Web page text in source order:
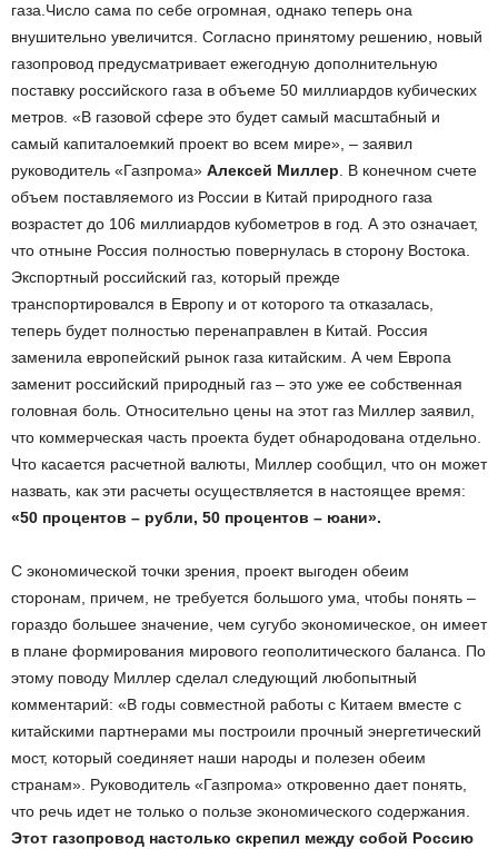
газа.Число сама по себе огромная, однако теперь она
внушительно увеличится. Согласно принятому решению, новый
газопровод предусматривает ежегодную дополнительную
поставку российского газа в объеме 50 миллиардов кубических
метров. «В газовой сфере это будет самый масштабный и
самый капиталоемкий проект во всем мире», – заявил
руководитель «Газпрома» Алексей Миллер. В конечном счете
объем поставляемого из России в Китай природного газа
возрастет до 106 миллиардов кубометров в год. А это означает,
что отныне Россия полностью повернулась в сторону Востока.
Экспортный российский газ, который прежде
транспортировался в Европу и от которого та отказалась,
теперь будет полностью перенаправлен в Китай. Россия
заменила европейский рынок газа китайским. А чем Европа
заменит российский природный газ – это уже ее собственная
головная боль. Относительно цены на этот газ Миллер заявил,
что коммерческая часть проекта будет обнародована отдельно.
Что касается расчетной валюты, Миллер сообщил, что он может
назвать, как эти расчеты осуществляется в настоящее время:
«50 процентов – рубли, 50 процентов – юани».
С экономической точки зрения, проект выгоден обеим
сторонам, причем, не требуется большого ума, чтобы понять –
гораздо большее значение, чем сугубо экономическое, он имеет
в плане формирования мирового геополитического баланса. По
этому поводу Миллер сделал следующий любопытный
комментарий: «В годы совместной работы с Китаем вместе с
китайскими партнерами мы построили прочный энергетический
мост, который соединяет наши народы и полезен обеим
странам». Руководитель «Газпрома» откровенно дает понять,
что речь идет не только о пользе экономического содержания.
Этот газопровод настолько скрепил между собой Россию